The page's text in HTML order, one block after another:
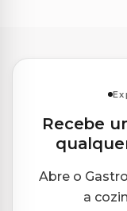
Recebe
Abre o
a